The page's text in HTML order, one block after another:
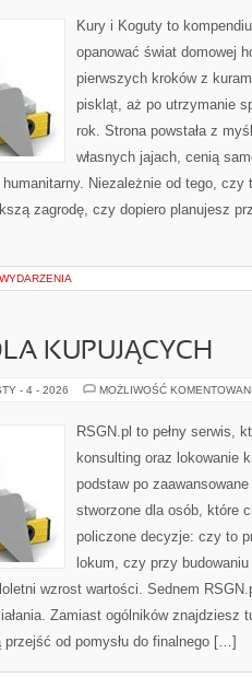
Kury i Koguty to
opanować świat domowej
pierwszych kroków z
piskląt, aż po utrzymanie
rok. Strona powstała z
własnych jajach, cenią
Niezależnie od tego,
zagrodę, czy dopiero planujesz
KUPUJĄCYCH
- 4 - 2026 MOŻLIWOŚĆ
RSGN.pl to pełny serwis,
konsulting oraz lokowanie
podstaw po
stworzone dla osób, które
policzone decyzje: czy to
lokum, czy przy
wzrost wartości. Sednem
Zamiast ogólników znajdziesz
od pomysłu do finalnego […]